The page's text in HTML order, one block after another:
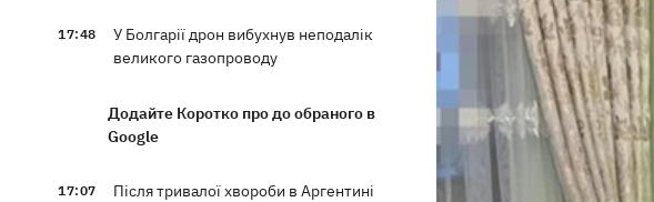
17:48
У Болгарії дрон вибухнув неподалік
великого газопроводу
Додайте Коротко про до обраного в
Google
17:07
Після тривалої хвороби в Аргентині